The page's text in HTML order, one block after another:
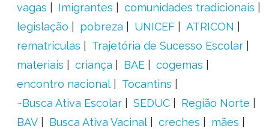
vagas
Imigrantes
comunidades tradicionais
legislação
pobreza UNICEF
ATRICON
rematrículas
Trajetória de Sucesso Escolar
materiais
criança BAE
cogemas
encontro nacional
Tocantins
~Busca Ativa Escolar
SEDUC
Região Norte
BAV
Busca Ativa Vacinal creches
mães